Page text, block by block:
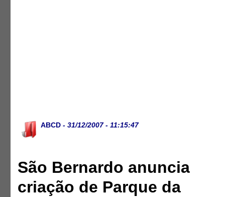
ABCD - 31/12/2007 - 11:15:47
São Bernardo anuncia
criação de Parque da